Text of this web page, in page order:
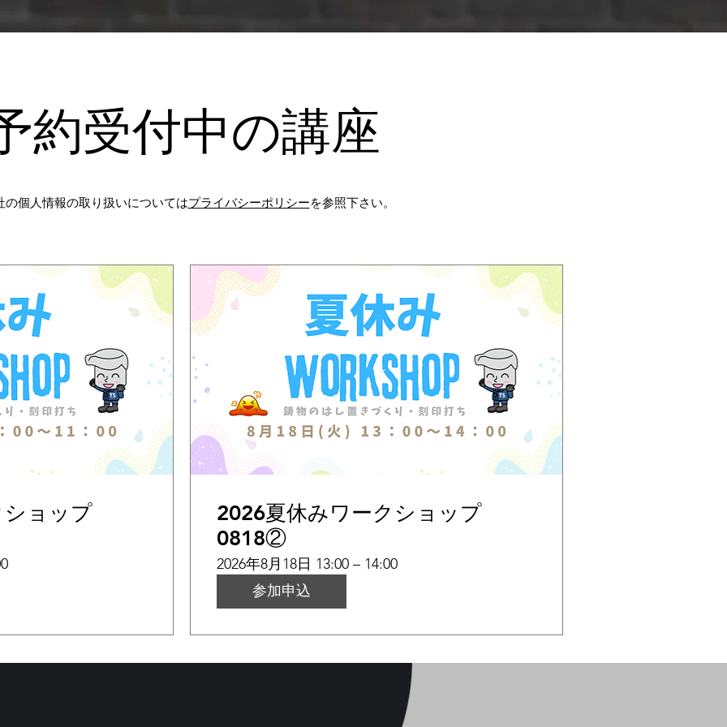
約受付中の講座
個人情報の取り扱いについてはプライバシーポリシーを参照下さい。
ョップ
2026夏休みワークショップ
0818②
2026年8月18日 13:00 – 14:00
参加申込